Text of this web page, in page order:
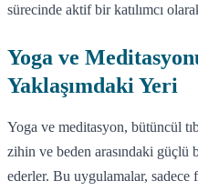
sürecinde aktif bir katılımcı
Yoga ve
Yaklaşımdaki Yeri
Yoga ve meditasyon, bütüncül
zihin ve beden arasındaki güçlü
ederler. Bu uygulamalar,